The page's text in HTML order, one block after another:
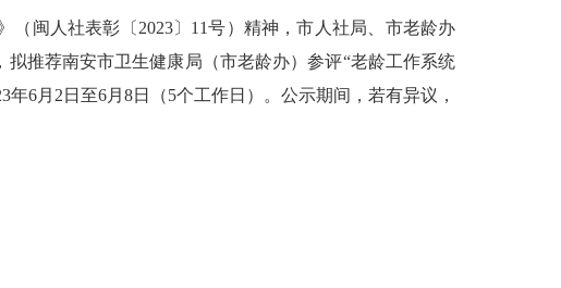
闽人社表彰〔2023〕11号）精神，市人社局、市老龄办
推荐南安市卫生健康局（市老龄办）参评“老龄工作系统
6月2日至6月8日（5个工作日）。公示期间，若有异议，